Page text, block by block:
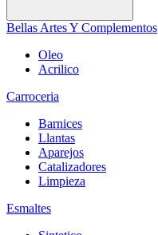
Bellas Artes Y Complementos
Oleo
Acrilico
Carroceria
Barnices
Llantas
Aparejos
Catalizadores
Limpieza
Esmaltes